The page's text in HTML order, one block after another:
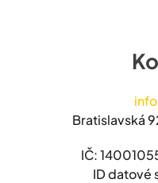
Bratislavská
IČ:
ID datové